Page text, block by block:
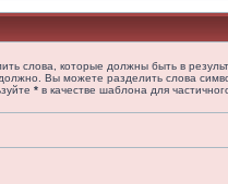
слова, которые должны быть в
должно. Вы можете разделить слова
* в качестве шаблона для